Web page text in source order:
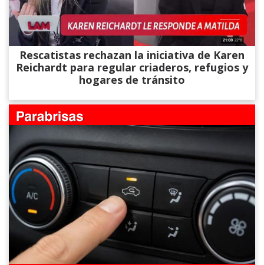
Rescatistas rechazan la iniciativa de Karen
Reichardt para regular criaderos, refugios y
hogares de tránsito